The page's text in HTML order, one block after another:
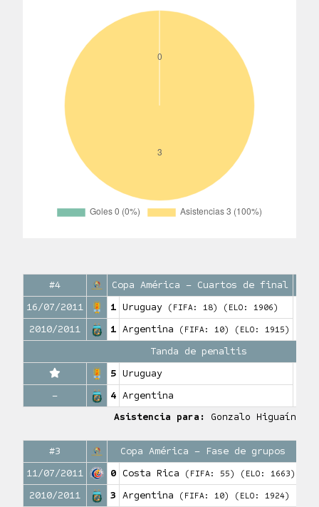
#4
Copa América – Cuartos de final
16/07/2011
1 Uruguay (FIFA: 18) (ELO: 1906)
2010/2011 1 Argentina (FIFA: 10) (ELO: 1915)
Tanda de penaltis
5 Uruguay
– 4 Argentina
Asistencia para:
Gonzalo Higuaín
#3
Copa América – Fase de grupos
11/07/2011
0 Costa Rica (FIFA: 55) (ELO: 1663)
2010/2011 3 Argentina (FIFA: 10) (ELO: 1924)